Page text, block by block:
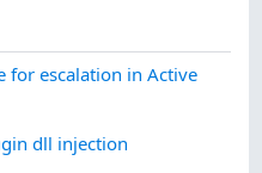
for escalation in Active
dll injection